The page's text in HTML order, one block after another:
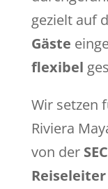
gezielt auf
Gäste
flexibel
Wir setzen
Riviera
von der
Reiseleiter